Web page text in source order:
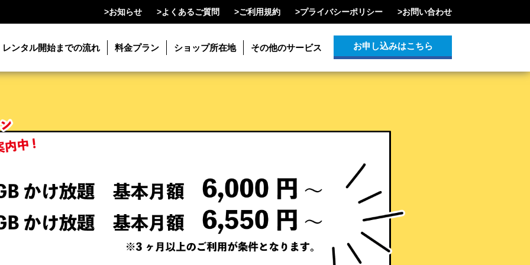
>お知らせ >よくあるご質問 >ご利用規約 >プライバシーポリシー >お問い合わせ
レンタル開始までの流れ 料金プラン ショップ所在地 その他のサービス お申し込みはこちら